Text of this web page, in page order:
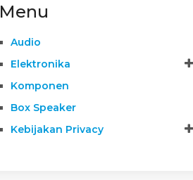
Menu
Audio
Elektronika
Komponen
Box Speaker
Kebijakan Privacy